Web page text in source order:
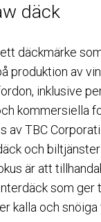
däck
däckmärke
produktion av
inklusive
kommersiella
av TBC
och
är att
som ger
kalla och snöiga